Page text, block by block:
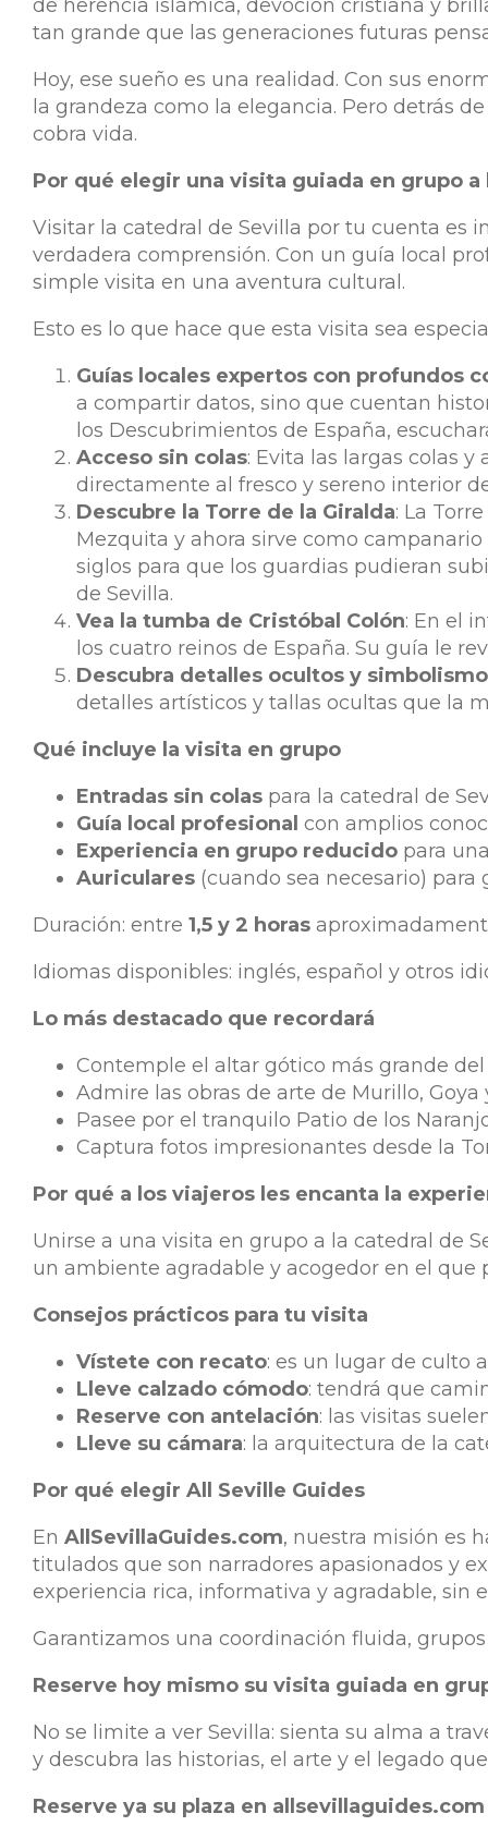
de herencia islámica, devoción cristiana y
tan grande que las generaciones futuras
Hoy, ese sueño es una realidad. Con sus
la grandeza como la elegancia. Pero detrás
cobra vida.
Por qué elegir una visita guiada en grupo a
Visitar la catedral de Sevilla por tu cuenta es
verdadera comprensión. Con un guía local
simple visita en una aventura cultural.
Esto es lo que hace que esta visita sea
Guías locales expertos con profundos
a compartir datos, sino que cuentan
los Descubrimientos de España,
Acceso sin colas: Evita las largas colas
directamente al fresco y sereno interior
Descubre la Torre de la Giralda: La
Mezquita y ahora sirve como
siglos para que los guardias pudieran
de Sevilla.
Vea la tumba de Cristóbal Colón: En el
los cuatro reinos de España. Su guía le
Descubra detalles ocultos y simbolismo
detalles artísticos y tallas ocultas que la
Qué incluye la visita en grupo
Entradas sin colaspara la catedral de
Guía local profesional con amplios
Experiencia en grupo reducidopara
Auriculares(cuando sea necesario) para
Duración: entre 1,5 y 2 horas
Idiomas disponibles: inglés, español y otros
Lo más destacado que recordará
Contemple el altar gótico más grande
Admire las obras de arte de Murillo, Goya
Pasee por el tranquilo Patio de los
Captura fotos impresionantes desde la
Por qué a los viajeros les encanta la
Unirse a una visita en grupo a la catedral de
un ambiente agradable y acogedor en el
Consejos prácticos para tu visita
Vístete con recato: es un lugar de culto
Lleve calzado cómodo: tendrá que
Reserve con antelación: las visitas
Lleve su cámara: la arquitectura de la
Por qué elegir All Seville Guides
En AllSevillaGuides.com, nuestra misión es
titulados que son narradores apasionados y
experiencia rica, informativa y agradable, sin
Garantizamos una coordinación fluida,
Reserve hoy mismo su visita guiada en
No se limite a ver Sevilla: sienta su alma a
y descubra las historias, el arte y el legado
Reserve ya su plaza en allsevillaguides.com